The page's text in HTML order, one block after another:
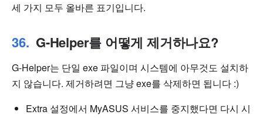
세 가지 모두 올바른 표기입니다.
G-Helper를 어떻게 제거하나요?
G-Helper는 단일 exe 파일이며 시스템에 아무것도 설치하
지 않습니다. 제거하려면 그냥 exe를 삭제하면 됩니다 :)
Extra 설정에서 MyASUS 서비스를 중지했다면 다시 시